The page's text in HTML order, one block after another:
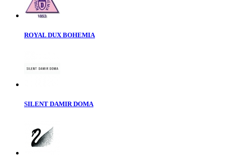
ROYAL DUX BOHEMIA
SILENT DAMIR DOMA